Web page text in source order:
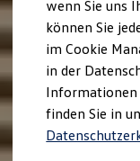
Schnell
Angebote und
Aktuelle
E-Auto-
Die
Junge
wenn Sie uns
können Sie
im Cookie
in der
Informationen
finden Sie in